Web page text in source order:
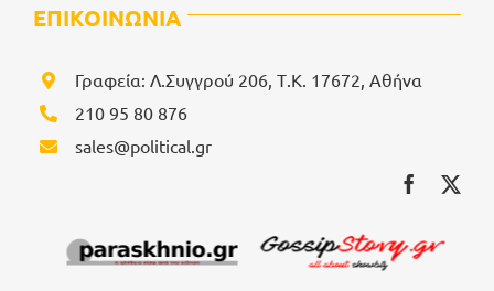
ΕΠΙΚΟΙΝΩΝΙΑ
Γραφεία: Λ.Συγγρού 206, Τ.Κ. 17672, Αθήνα
210 95 80 876
sales@political.gr